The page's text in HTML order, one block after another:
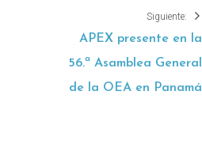
Siguiente:
APEX presente en la
56.ª Asamblea General
de la OEA en Panamá